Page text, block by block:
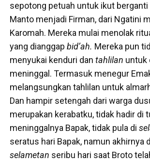
sepotong petuah untuk ikut berganti
Manto menjadi Firman, dari Ngatini
Karomah. Mereka mulai menolak
yang dianggap bid’ah. Mereka pun
menyukai kenduri dan tahlilan untuk
meninggal. Termasuk menegur
melangsungkan tahlilan untuk
Dan hampir setengah dari warga
merupakan kerabatku, tidak hadir di
meninggalnya Bapak, tidak pula di
seratus hari Bapak, namun akhirnya
selametan seribu hari saat Broto